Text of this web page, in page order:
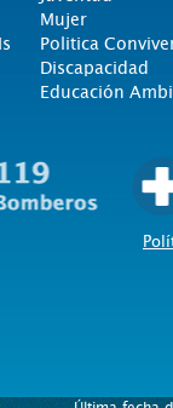
Mujer
Politica
Discapacidad
Educación